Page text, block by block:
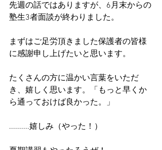
先週の話ではありますが、6月末からの
塾生3者面談が終わりました。
まずはご足労頂きました保護者の皆様
に感謝申し上げたいと思います。
たくさんの方に温かい言葉をいただ
き、嬉しく思います。「もっと早くか
ら通っておけば良かった。」
..........嬉しみ（やった！）